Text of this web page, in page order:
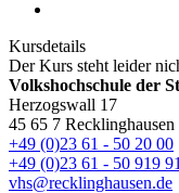
Kursdetails
Der Kurs steht leider
Volkshochschule der
Herzogswall 17
45 65 7 Recklinghausen
+49 (0)23 61 - 50 20 00
+49 (0)23 61 - 50 919 91
vhs@recklinghausen.de